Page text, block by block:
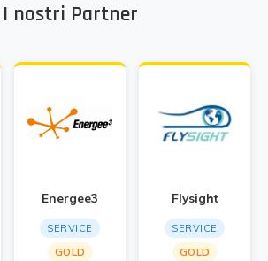
I nostri Partner
Energee3
SERVICE
GOLD
Flysight
SERVICE
GOLD